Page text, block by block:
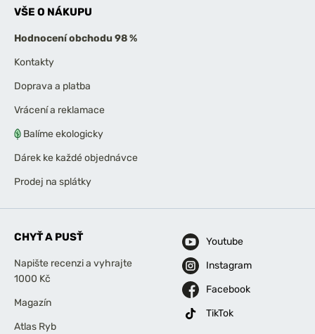
VŠE O NÁKUPU
Hodnocení obchodu 98 %
Kontakty
Doprava a platba
Vrácení a reklamace
Balíme ekologicky
Dárek ke každé objednávce
Prodej na splátky
CHYŤ A PUSŤ
Napište recenzi a vyhrajte
1000 Kč
Magazín
Atlas Ryb
Youtube
Instagram
Facebook
TikTok